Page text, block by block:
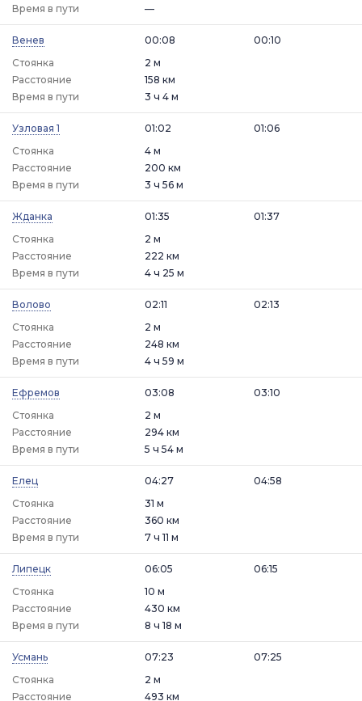
Время в пути
—
Венев
00:08
Стоянка
2 м
00:10
Расстояние
158 км
Время в пути
3 ч 4 м
Узловая 1
01:02
Стоянка
4 м
01:06
Расстояние
200 км
Время в пути
3 ч 56 м
Жданка
01:35
Стоянка
2 м
01:37
Расстояние
222 км
Время в пути
4 ч 25 м
Волово
02:11
Стоянка
2 м
02:13
Расстояние
248 км
Время в пути
4 ч 59 м
Ефремов
03:08
Стоянка
2 м
03:10
Расстояние
294 км
Время в пути
5 ч 54 м
Елец
04:27
Стоянка
31 м
04:58
Расстояние
360 км
Время в пути
7 ч 11 м
Липецк
06:05
Стоянка
10 м
06:15
Расстояние
430 км
Время в пути
8 ч 18 м
Усмань
07:23
Стоянка
2 м
07:25
Расстояние 493 км